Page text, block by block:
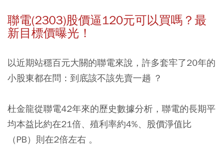
聯電(2303)股價逼120元可以買嗎？最
新目標價曝光！
以近期站穩百元大關的聯電來說，許多套牢了20年的
小股東都在問：到底該不該先賣一趟 ？
杜金龍從聯電42年來的歷史數據分析，聯電的長期平
均本益比約在21倍、殖利率約4%、股價淨值比
（PB）則在2倍左右 。